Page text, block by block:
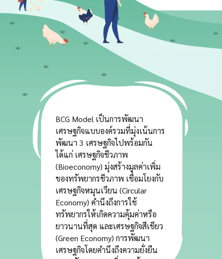
BCG Model เป็นการพัฒนา
เศรษฐกิจแบบองค์รวมที่มุ่งเน้นการ
พัฒนา 3 เศรษฐกิจไปพร้อมกัน
ได้แก่ เศรษฐกิจชีวภาพ
(Bioeconomy) มุ่งสร้างมูลค่าเพิ่ม
ของทรัพยากรชีวภาพ เชื่อมโยงกับ
เศรษฐกิจหมุนเวียน (Circular
Economy) คำนึงถึงการใช้
ทรัพยากรให้เกิดความคุ้มค่าหรือ
ยาวนานที่สุด และเศรษฐกิจสีเขียว
(Green Economy) การพัฒนา
เศรษฐกิจโดยคำนึงถึงความยั่งยืน